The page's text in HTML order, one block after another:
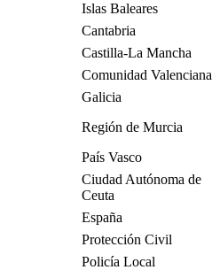
Islas Baleares
Cantabria
Castilla-La Mancha
Comunidad Valenciana
Galicia
Región de Murcia
País Vasco
Ciudad Autónoma de
Ceuta
España
Protección Civil
Policía Local